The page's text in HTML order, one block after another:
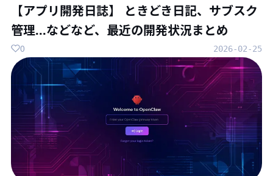
【アプリ開発日誌】 ときどき日記、サブスク
管理...などなど、最近の開発状況まとめ
2026-02-25
0